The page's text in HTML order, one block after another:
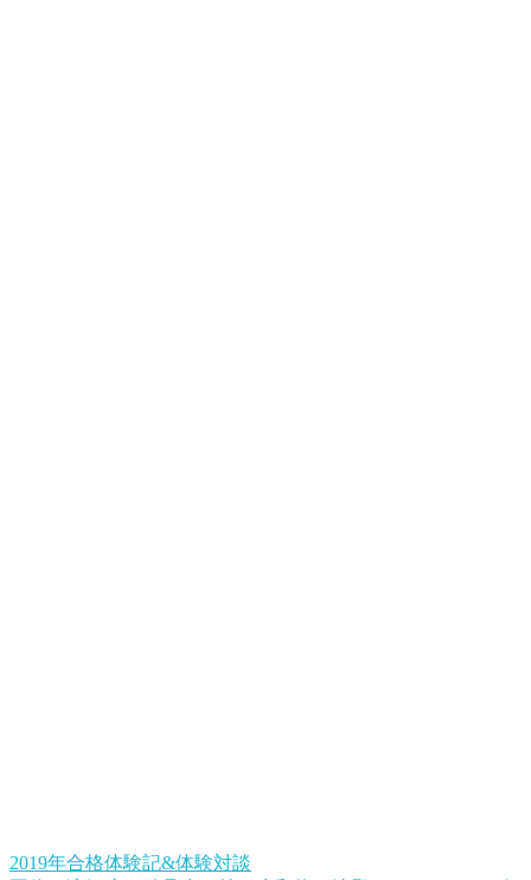
2019年合格体験記&体験対談